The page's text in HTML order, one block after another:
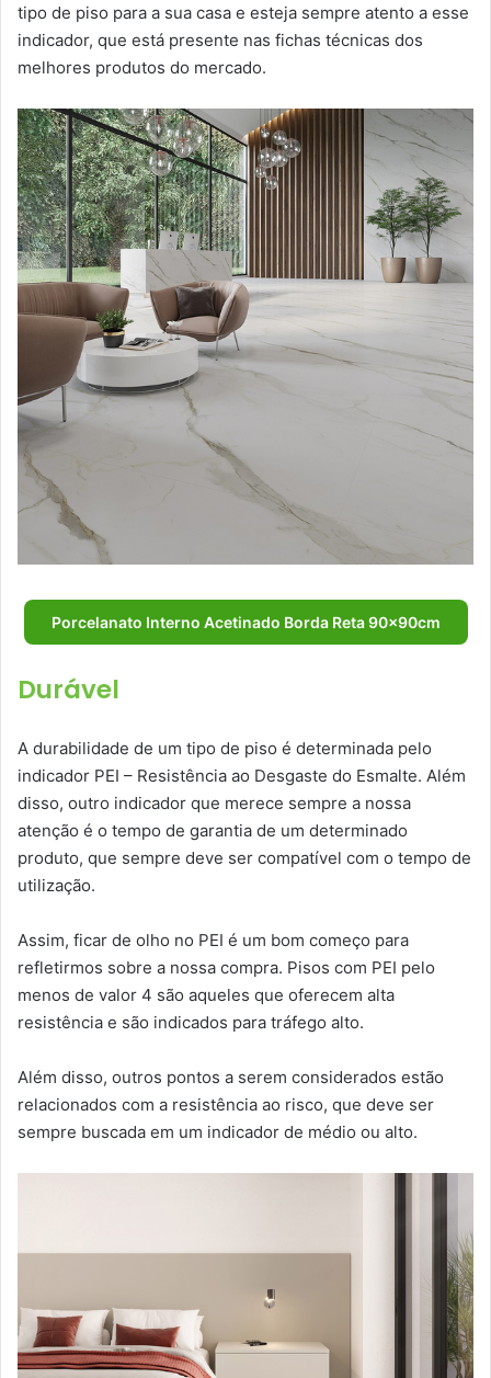
tipo de piso para a sua casa e esteja sempre atento a esse
indicador, que está presente nas fichas técnicas dos
melhores produtos do mercado.
Porcelanato Interno Acetinado Borda Reta 90x90cm
Durável
A durabilidade de um tipo de piso é determinada pelo
indicador PEI – Resistência ao Desgaste do Esmalte. Além
disso, outro indicador que merece sempre a nossa
atenção é o tempo de garantia de um determinado
produto, que sempre deve ser compatível com o tempo de
utilização.
Assim, ficar de olho no PEI é um bom começo para
refletirmos sobre a nossa compra. Pisos com PEI pelo
menos de valor 4 são aqueles que oferecem alta
resistência e são indicados para tráfego alto.
Além disso, outros pontos a serem considerados estão
relacionados com a resistência ao risco, que deve ser
sempre buscada em um indicador de médio ou alto.